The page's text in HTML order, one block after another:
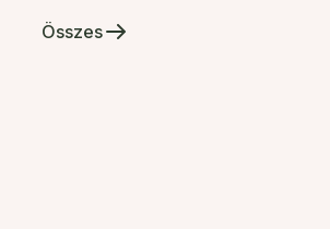
Összes